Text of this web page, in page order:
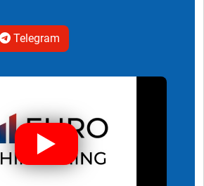
Telegram